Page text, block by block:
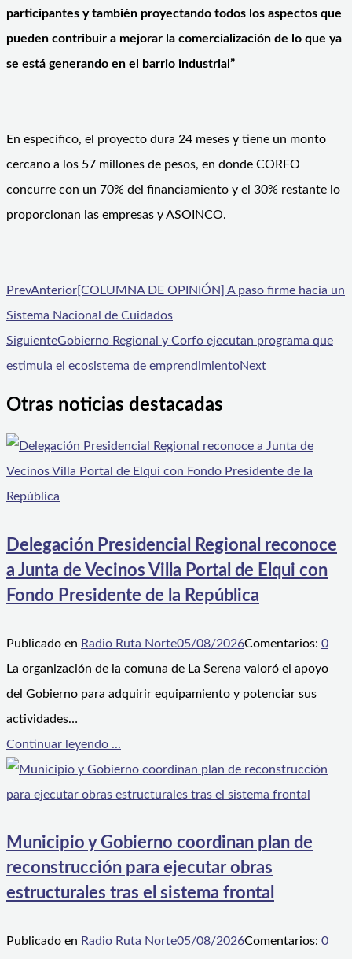
participantes y también proyectando todos los aspectos que
pueden contribuir a mejorar la comercialización de lo que ya
se está generando en el barrio industrial”
En específico, el proyecto dura 24 meses y tiene un monto
cercano a los 57 millones de pesos, en donde CORFO
concurre con un 70% del financiamiento y el 30% restante lo
proporcionan las empresas y ASOINCO.
PrevAnterior[COLUMNA DE OPINIÓN] A paso firme hacia un
Sistema Nacional de Cuidados
SiguienteGobierno Regional y Corfo ejecutan programa que
estimula el ecosistema de emprendimientoNext
Otras noticias destacadas
Delegación Presidencial Regional reconoce
a Junta de Vecinos Villa Portal de Elqui con
Fondo Presidente de la República
Publicado en Radio Ruta Norte05/08/2026Comentarios: 0
La organización de la comuna de La Serena valoró el apoyo
del Gobierno para adquirir equipamiento y potenciar sus
actividades…
Continuar leyendo ...
Municipio y Gobierno coordinan plan de
reconstrucción para ejecutar obras
estructurales tras el sistema frontal
Publicado en Radio Ruta Norte05/08/2026Comentarios: 0